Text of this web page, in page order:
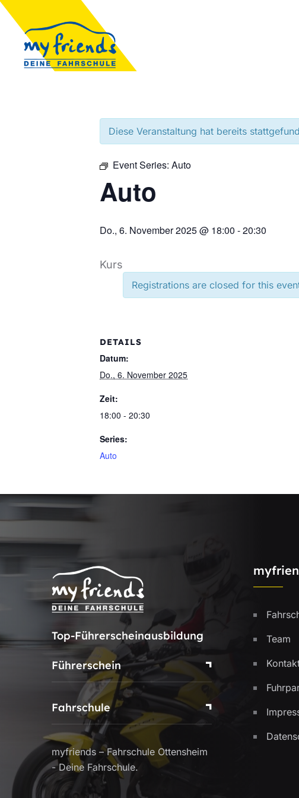
Diese Veranstaltung hat bereits
Event Series: Auto
Auto
Do., 6. November 2025 @ 18:00 -20:30
Kurs
Registrations are closed for this
DETAILS
Datum:
Do., 6. November 2025
Zeit:
18:00 - 20:30
Series:
Auto
Top-Führerscheinausbildung
Führerschein
Fahrschule
myfriends – Fahrschule Ottensheim
- Deine Fahrschule.
Team